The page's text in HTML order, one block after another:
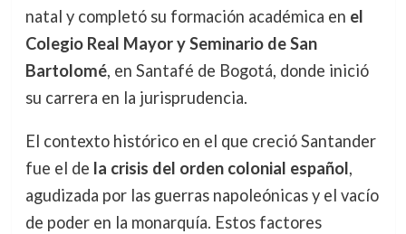
natal y completó su formación académica en el
Colegio Real Mayor y Seminario de San
Bartolomé, en Santafé de Bogotá, donde inició
su carrera en la jurisprudencia.
El contexto histórico en el que creció Santander
fue el de la crisis del orden colonial español,
agudizada por las guerras napoleónicas y el vacío
de poder en la monarquía. Estos factores